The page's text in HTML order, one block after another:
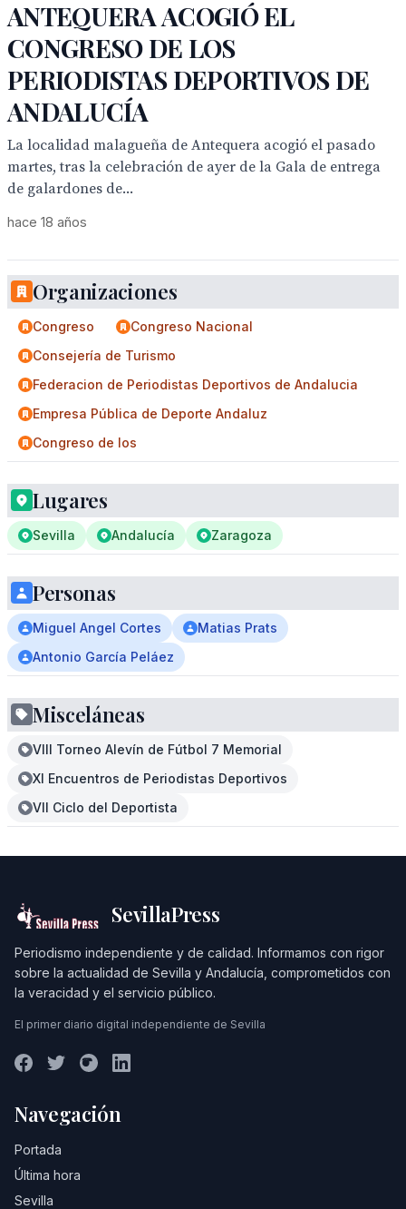
ANTEQUERA ACOGIÓ EL
CONGRESO DE LOS
PERIODISTAS DEPORTIVOS DE
ANDALUCÍA
La localidad malagueña de Antequera acogió el pasado
martes, tras la celebración de ayer de la Gala de entrega
de galardones de...
hace 18 años
Organizaciones
Congreso
Congreso Nacional
Consejería de Turismo
Federacion de Periodistas Deportivos de Andalucia
Empresa Pública de Deporte Andaluz
Congreso de los
Lugares
Sevilla Andalucía Zaragoza
Personas
Miguel Angel Cortes
Matias Prats
Antonio García Peláez
Misceláneas
VIII Torneo Alevín de Fútbol 7 Memorial
XI Encuentros de Periodistas Deportivos
VII Ciclo del Deportista
SevillaPress
Periodismo independiente y de calidad. Informamos con rigor
sobre la actualidad de Sevilla y Andalucía, comprometidos con
la veracidad y el servicio público.
El primer diario digital independiente de Sevilla
Navegación
Portada
Última hora
Sevilla